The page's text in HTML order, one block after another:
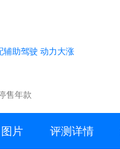
辅助驾驶 动力大涨
售年款
图片 评测详情